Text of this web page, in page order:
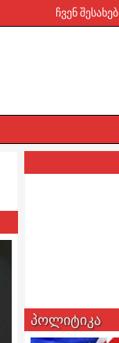
ჩვენ შესახებ
პოლიტიკა